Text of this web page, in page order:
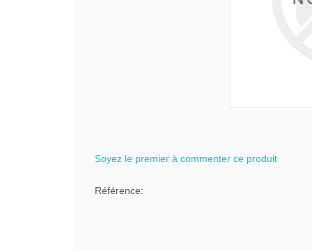
Soyez le premier à commenter ce produit
Référence: